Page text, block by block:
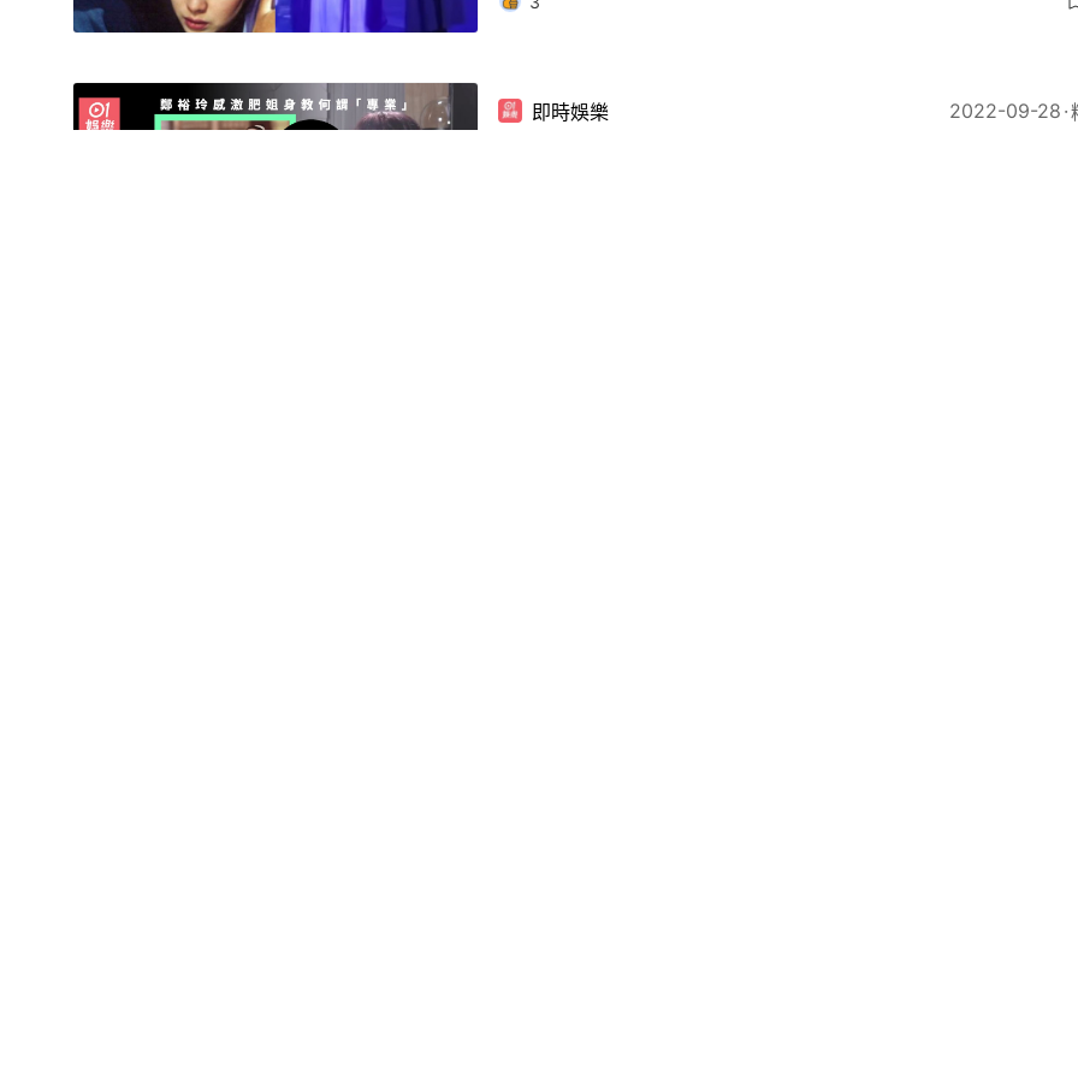
即時娛樂 2022-09-28